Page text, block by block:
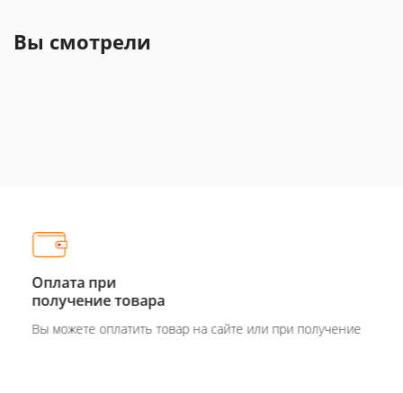
Вы смотрели
Оплата при
получение товара
Вы можете оплатить товар на сайте или при получение